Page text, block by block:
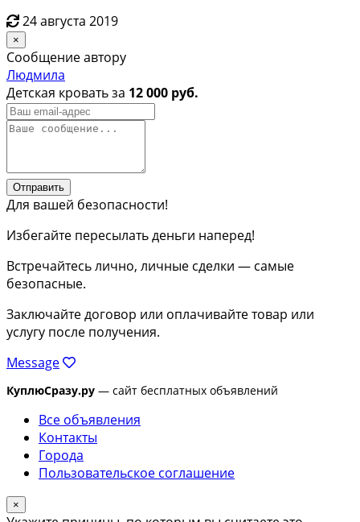
24 августа 2019
×
Сообщение автору
Людмила
Детская кровать за 12 000 руб.
Отправить
Для вашей безопасности!
Избегайте пересылать деньги наперед!
Встречайтесь лично, личные сделки — самые
безопасные.
Заключайте договор или оплачивайте товар или
услугу после получения.
Message
КуплюСразу.ру — сайт бесплатных объявлений
Все объявления
Контакты
Города
Пользовательское соглашение
×